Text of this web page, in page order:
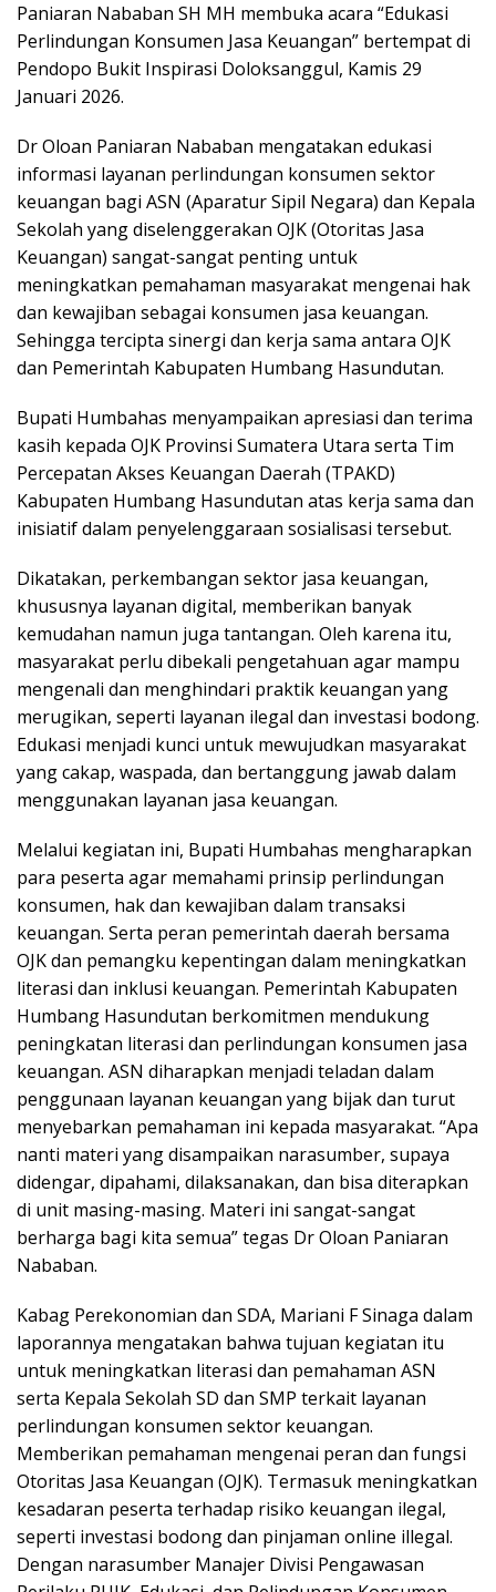
Paniaran Nababan SH MH membuka acara “Edukasi
Perlindungan Konsumen Jasa Keuangan” bertempat di
Pendopo Bukit Inspirasi Doloksanggul, Kamis 29
Januari 2026.
Dr Oloan Paniaran Nababan mengatakan edukasi
informasi layanan perlindungan konsumen sektor
keuangan bagi ASN (Aparatur Sipil Negara) dan Kepala
Sekolah yang diselenggerakan OJK (Otoritas Jasa
Keuangan) sangat-sangat penting untuk
meningkatkan pemahaman masyarakat mengenai hak
dan kewajiban sebagai konsumen jasa keuangan.
Sehingga tercipta sinergi dan kerja sama antara OJK
dan Pemerintah Kabupaten Humbang Hasundutan.
Bupati Humbahas menyampaikan apresiasi dan terima
kasih kepada OJK Provinsi Sumatera Utara serta Tim
Percepatan Akses Keuangan Daerah (TPAKD)
Kabupaten Humbang Hasundutan atas kerja sama dan
inisiatif dalam penyelenggaraan sosialisasi tersebut.
Dikatakan, perkembangan sektor jasa keuangan,
khususnya layanan digital, memberikan banyak
kemudahan namun juga tantangan. Oleh karena itu,
masyarakat perlu dibekali pengetahuan agar mampu
mengenali dan menghindari praktik keuangan yang
merugikan, seperti layanan ilegal dan investasi bodong.
Edukasi menjadi kunci untuk mewujudkan masyarakat
yang cakap, waspada, dan bertanggung jawab dalam
menggunakan layanan jasa keuangan.
Melalui kegiatan ini, Bupati Humbahas mengharapkan
para peserta agar memahami prinsip perlindungan
konsumen, hak dan kewajiban dalam transaksi
keuangan. Serta peran pemerintah daerah bersama
OJK dan pemangku kepentingan dalam meningkatkan
literasi dan inklusi keuangan. Pemerintah Kabupaten
Humbang Hasundutan berkomitmen mendukung
peningkatan literasi dan perlindungan konsumen jasa
keuangan. ASN diharapkan menjadi teladan dalam
penggunaan layanan keuangan yang bijak dan turut
menyebarkan pemahaman ini kepada masyarakat. “Apa
nanti materi yang disampaikan narasumber, supaya
didengar, dipahami, dilaksanakan, dan bisa diterapkan
di unit masing-masing. Materi ini sangat-sangat
berharga bagi kita semua” tegas Dr Oloan Paniaran
Nababan.
Kabag Perekonomian dan SDA, Mariani F Sinaga dalam
laporannya mengatakan bahwa tujuan kegiatan itu
untuk meningkatkan literasi dan pemahaman ASN
serta Kepala Sekolah SD dan SMP terkait layanan
perlindungan konsumen sektor keuangan.
Memberikan pemahaman mengenai peran dan fungsi
Otoritas Jasa Keuangan (OJK). Termasuk meningkatkan
kesadaran peserta terhadap risiko keuangan ilegal,
seperti investasi bodong dan pinjaman online illegal.
Dengan narasumber Manajer Divisi Pengawasan